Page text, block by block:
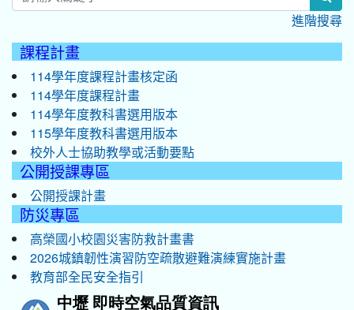
進階搜尋
課程計畫
114學年度課程計畫核定函
114學年度課程計畫
114學年度教科書選用版本
115學年度教科書選用版本
校外人士協助教學或活動要點
公開授課專區
公開授課計畫
防災專區
高榮國小校園災害防救計畫書
2026城鎮韌性演習防空疏散避難演練實施計畫
教育部全民安全指引